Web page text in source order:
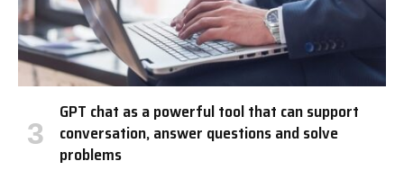
GPT chat as a powerful tool that can support
conversation, answer questions and solve
problems